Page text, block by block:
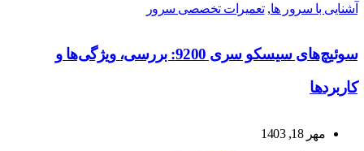
آشنایی با سرور ها,تعمیرات تخصصی سرور
سوئیچ‌های سیسکو سری 9200: بررسی، ویژگی‌ها و
کاربردها
مهر 18, 1403